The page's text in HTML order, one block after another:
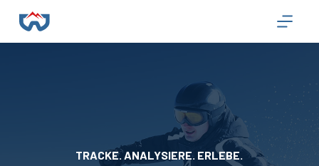
Z
TRACKE. ANALYSIERE. ERLEBE.